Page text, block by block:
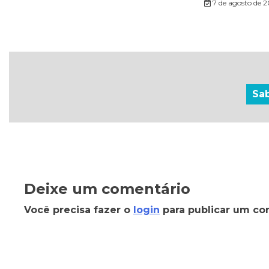
7 de agosto de
Deixe um comentário
Você precisa fazer o login para publicar um